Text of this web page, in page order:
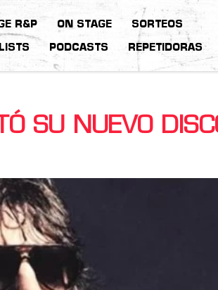
R&P ON STAGE SORTEOS
PODCASTS REPETIDORAS
SU NUEVO